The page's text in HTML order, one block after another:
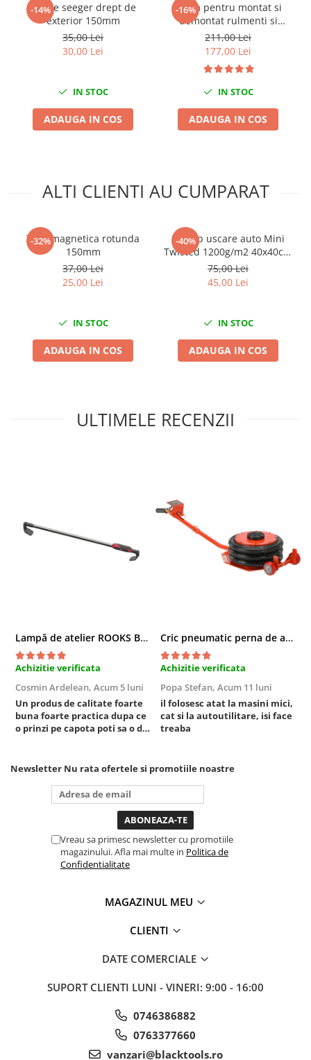
Ford
Land Rover
Mazda
Mercedes
Peugeot
Rover
Saab
Universale
Volkswagen
Volvo
Accesorii Pneumatice
Masini de gaurit si taiat
Pistoale de vopsit
Scule speciale
Diagnoza si masurari
Injectoare
Motor
Rulmenti,Bucsi si Extractoare
Sistem directie
Sistem Vibro-Power
Sisteme de ridicare si sustinere
Surubelnite Si Biti
Truse de biti
-14%
Cleste seeger drept de
exterior 150mm
35,00 Lei
30,00 Lei
IN STOC
ADAUGA IN COS
-16%
Trusa pentru montat si
demontat rulmenti si
semeringuri 10 piese
211,00 Lei
177,00 Lei
IN STOC
ADAUGA IN COS
ALTI CLIENTI AU CUMPARAT
-32%
Tava magnetica rotunda
150mm
37,00 Lei
25,00 Lei
IN STOC
ADAUGA IN COS
-40%
Prosop uscare auto Mini
Twisted 1200g/m2 40x40cm
King Dryer
75,00 Lei
45,00 Lei
IN STOC
ADAUGA IN COS
ULTIMELE RECENZII
Lampă de atelier ROOKS B2 HYBRID pentru capotă, 2000 lumeni, 5000 mAh
Achizitie verificata
Cosmin Ardelean, Acum 5 luni
Un produs de calitate foarte
buna foarte practica dupa ce
o prinzi pe capota poti sa o dai
puternica si de la baterie care
bagi la priza nu mai ai treaba
toata ziua ,ce...
Cric pneumatic perna de aer cu inaltator 6T
Achizitie verificata
Popa Stefan, Acum 11 luni
il folosesc atat la masini mici,
cat si la autoutilitare, isi face
treaba
Newsletter Nu rata ofertele si promotiile noastre
Vreau sa primesc newsletter cu promotiile
magazinului. Afla mai multe in Politica de
Confidentialitate
MAGAZINUL MEU
CLIENTI
DATE COMERCIALE
SUPORT CLIENTI LUNI - VINERI: 9:00 - 16:00
0746386882
0763377660
vanzari@blacktools.ro